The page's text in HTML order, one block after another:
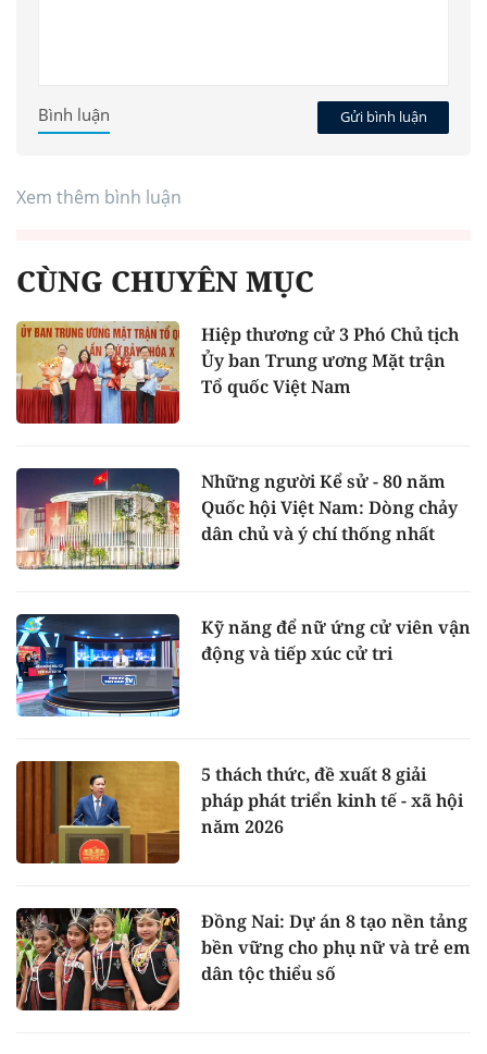
Gửi bình luận
Bình luận
Xem thêm bình luận
CÙNG CHUYÊN MỤC
Hiệp thương cử 3 Phó Chủ tịch
Ủy ban Trung ương Mặt trận
Tổ quốc Việt Nam
Những người Kể sử - 80 năm
Quốc hội Việt Nam: Dòng chảy
dân chủ và ý chí thống nhất
Kỹ năng để nữ ứng cử viên vận
động và tiếp xúc cử tri
5 thách thức, đề xuất 8 giải
pháp phát triển kinh tế - xã hội
năm 2026
Đồng Nai: Dự án 8 tạo nền tảng
bền vững cho phụ nữ và trẻ em
dân tộc thiểu số